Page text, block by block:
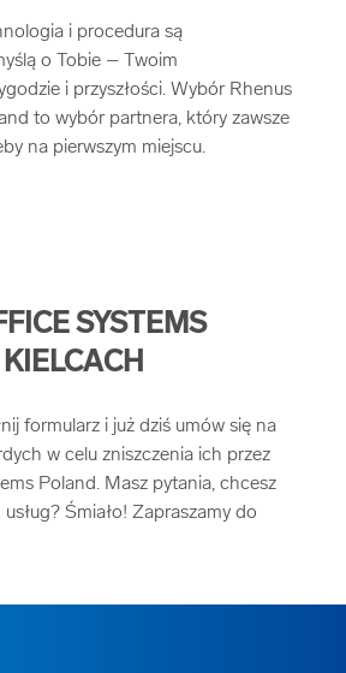
i procedura są
o Tobie – Twoim
i przyszłości. Wybór Rhenus
to wybór partnera, który zawsze
na pierwszym miejscu.
SYSTEMS
formularz i już dziś umów się na
w celu zniszczenia ich przez
Poland. Masz pytania, chcesz
Śmiało! Zapraszamy do